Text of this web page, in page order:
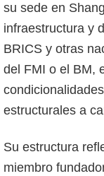
su sede en
infraestructura y
BRICS y otras
del FMI o el BM,
estructurales a
Su estructura
miembro